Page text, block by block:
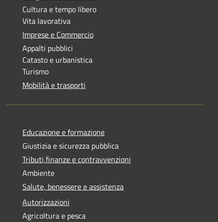
Cultura e tempo libero
Vita lavorativa
Imprese e Commercio
Appalti pubblici
Catasto e urbanistica
Turismo
Mobilità e trasporti
Educazione e formazione
Giustizia e sicurezza pubblica
Tributi,finanze e contravvenzioni
Ambiente
Salute, benessere e assistenza
Autorizzazioni
Agricoltura e pesca